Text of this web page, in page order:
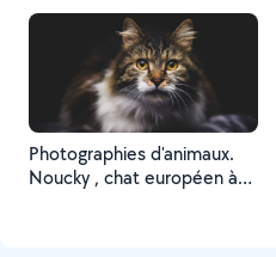
animal de compagnie, vous
obtiendrez un portrait
unique et original. C'est
aussi un cadeau original
pour les fêtes ou
anniversaire !
Photographies d'animaux.
Noucky , chat européen à